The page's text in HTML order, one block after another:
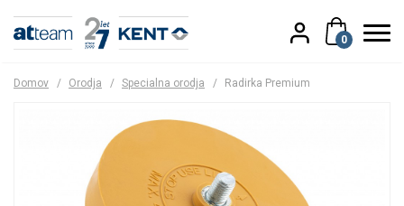
0
Domov / Orodja / Specialna orodja / Radirka Premium